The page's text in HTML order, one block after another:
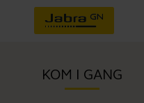
KOM I GANG